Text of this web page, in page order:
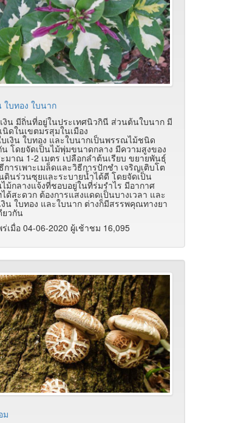
ใบทอง ใบนาก
งิน มีถิ่นที่อยู่ในประเทศนิวกินี ส่วนต้นใบนาก มี
นิดในเขตมรสุมในเมือง
เงิน ใบทอง และใบนากเป็นพรรณไม้ชนิด
น โดยจัดเป็นไม้พุ่มขนาดกลาง มีความสูงของ
มาณ 1-2 เมตร เปลือกลำต้นเรียบ ขยายพันธุ์
การเพาะเมล็ดและวิธีการปักชำ เจริญเติบโต
ดินร่วนซุยและระบายน้ำได้ดี โดยจัดเป็น
ม้กลางแจ้งที่ชอบอยู่ในที่ร่มรำไร มีอากาศ
ได้สะดวก ต้องการแสงแดดเป็นบางเวลา และ
งิน ใบทอง และใบนาก ต่างก็มีสรรพคุณทางยา
ยวกัน
ร่เมื่อ 04-06-2020 ผู้เช้าชม 16,095
ม